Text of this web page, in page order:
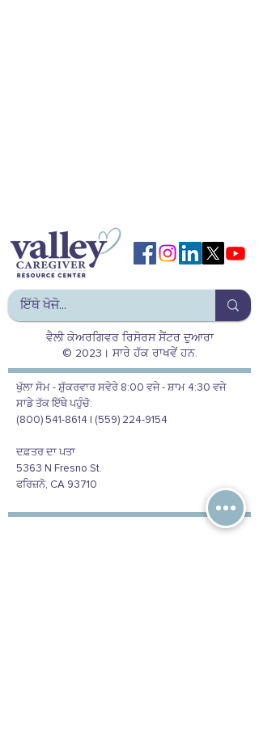
ਵੈਲੀ ਕੇਅਰਗਿਵਰ ਰਿਸੋਰਸ ਸੈਂਟਰ ਦੁਆਰਾ
© 2023। ਸਾਰੇ ਹੱਕ ਰਾਖਵੇਂ ਹਨ.
ਖੁੱਲਾ ਸੋਮ - ਸ਼ੁੱਕਰਵਾਰ ਸਵੇਰੇ 8:00 ਵਜੇ - ਸ਼ਾਮ 4:30 ਵਜੇ
ਸਾਡੇ ਤੱਕ ਇੱਥੇ ਪਹੁੰਚੋ:
(800) 541-8614 | (559) 224-9154
ਦਫ਼ਤਰ ਦਾ ਪਤਾ
5363 N Fresno St.
ਫਰਿਜ਼ਨੋ, CA 93710